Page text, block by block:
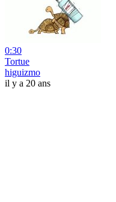
0:30
Tortue
higuizmo
il y a 20 ans